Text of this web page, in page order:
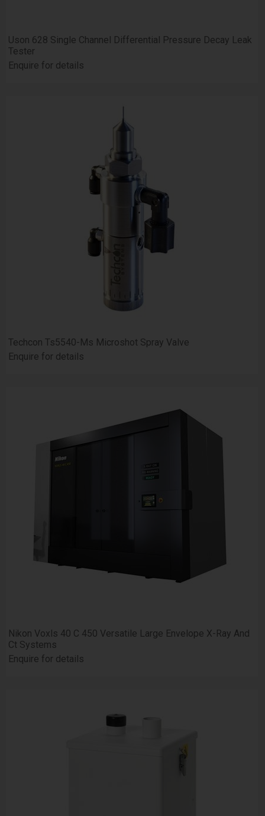
Uson 628 Single Channel Differential Pressure Decay Leak
Tester
Enquire for details
Techcon Ts5540-Ms Microshot Spray Valve
Enquire for details
Nikon Voxls 40 C 450 Versatile Large Envelope X-Ray And
Ct Systems
Enquire for details